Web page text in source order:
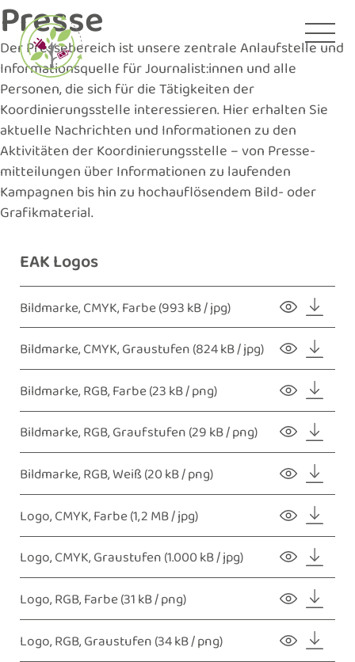
Zum
Inhalt
springen
Presse
Der Pressebereich ist unsere zentrale Anlaufstelle und
Informations­quelle für Journalist:innen und alle
Personen, die sich für die Tätig­keiten der
Koordinierungsstelle interessieren. Hier erhalten Sie
aktuelle Nachrichten und Informationen zu den
Aktivitäten der Koordi­nierungs­stelle – von Presse­
mitteilungen über Informationen zu laufenden
Kampagnen bis hin zu hoch­auflösendem Bild- oder
Grafikmaterial.
EAK Logos
Bildmarke, CMYK, Farbe(993 kB / jpg)
Bildmarke, CMYK, Graustufen(824 kB / jpg)
Bildmarke, RGB, Farbe(23 kB / png)
Bildmarke, RGB, Graufstufen(29 kB / png)
Bildmarke, RGB, Weiß(20 kB / png)
Logo, CMYK, Farbe(1,2 MB / jpg)
Logo, CMYK, Graustufen(1.000 kB / jpg)
Logo, RGB, Farbe(31 kB / png)
Logo, RGB, Graustufen(34 kB / png)